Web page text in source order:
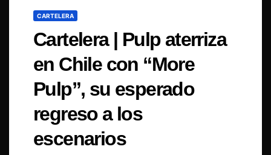
CARTELERA
Cartelera | Pulp aterriza
en Chile con “More
Pulp”, su esperado
regreso a los
escenarios